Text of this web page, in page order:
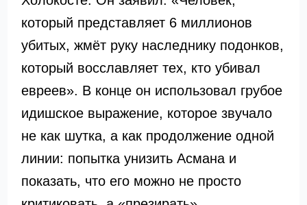
который представляет 6 миллионов
убитых, жмёт руку наследнику подонков,
который восславляет тех, кто убивал
евреев». В конце он использовал грубое
идишское выражение, которое звучало
не как шутка, а как продолжение одной
линии: попытка унизить Асмана и
показать, что его можно не просто